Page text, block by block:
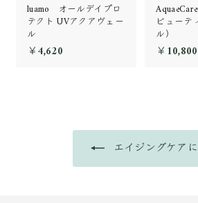
luamo オールデイプロ
テクト UVアクアヴェー
ル
￥4,620
ビューテ
ル）
￥10,800
エイジングケア